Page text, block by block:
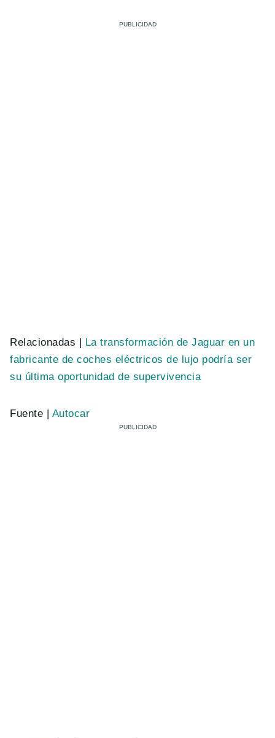
Relacionadas | La transformación de Jaguar en un
fabricante de coches eléctricos de lujo podría ser
su última oportunidad de supervivencia
Fuente | Autocar